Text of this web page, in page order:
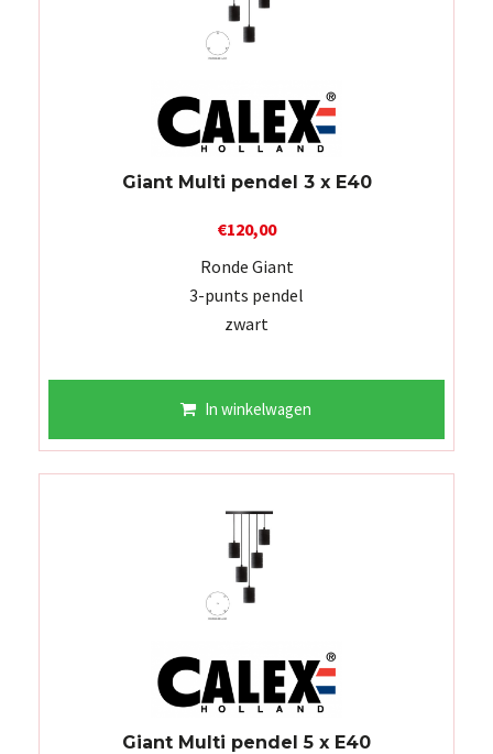
Giant Multi pendel 3 x E40
€120,00
Ronde Giant
3-punts pendel
zwart
In winkelwagen
Giant Multi pendel 5 x E40